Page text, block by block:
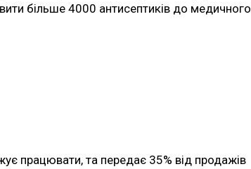
більше 4000 антисептиків до медичного
працювати, та передає 35% від продажів